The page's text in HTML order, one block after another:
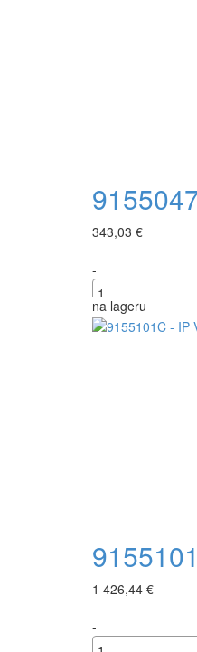
343,03 €
-
+
na lageru
1 426,44 €
-